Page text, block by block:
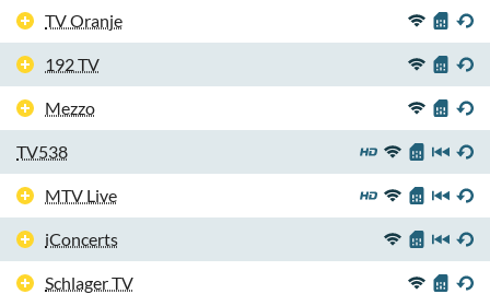
TV Oranje
192 TV
Mezzo
TV538
MTV Live
iConcerts
Schlager TV